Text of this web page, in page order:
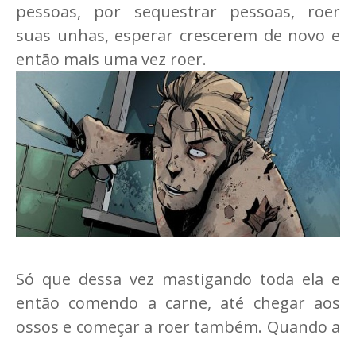
pessoas, por sequestrar pessoas, roer
suas unhas, esperar crescerem de novo e
então mais uma vez roer.
Só que dessa vez mastigando toda ela e
então comendo a carne, até chegar aos
ossos e começar a roer também. Quando a